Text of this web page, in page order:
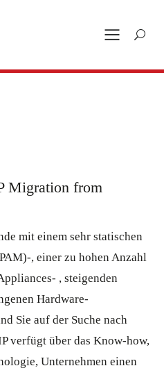
Migration from
mit einem sehr statischen
, einer zu hohen Anzahl
, steigenden
Hardware-
Sie auf der Suche nach
verfügt über das Know-how,
Unternehmen einen